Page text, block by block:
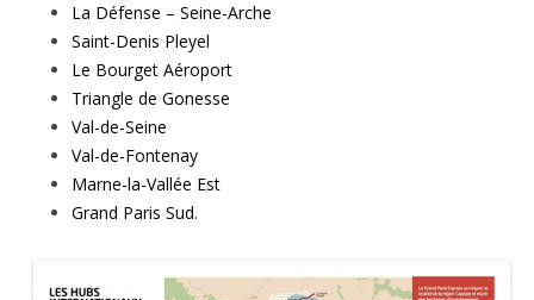
La Défense – Seine-Arche
Saint-Denis Pleyel
Le Bourget Aéroport
Triangle de Gonesse
Val-de-Seine
Val-de-Fontenay
Marne-la-Vallée Est
Grand Paris Sud.